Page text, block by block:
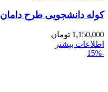
کوله دانشجویی طرح دامان
1,150,000 تومان
اطلاعات بیشتر
-15%